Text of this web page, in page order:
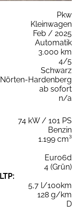
Pkw
Kleinwagen
Feb / 2025
Automatik
3.000 km
4/5
Schwarz
Nörten-Hardenberg
ab sofort
n/a
74 kW / 101 PS
Benzin
1.199 cm³
Euro6d
4 (Grün)
5,7 l/100km
128 g/km
D